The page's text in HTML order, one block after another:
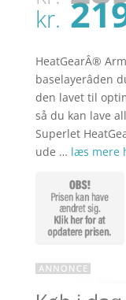
kr.
HeatGearÂ®
den lavet til
så du kan lave
Superlet
ude … læs mere